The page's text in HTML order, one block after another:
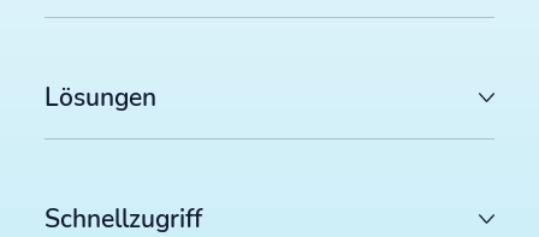
Lösungen
Schnellzugriff